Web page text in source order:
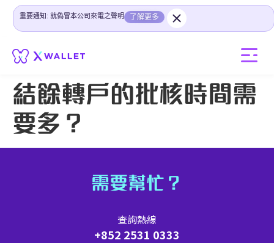
重要通知: 就偽冒本公司來電之聲明 了解更多
結餘轉戶的批核時間需
要多？
需要幫忙？
查詢熱線
+852 2531 0333